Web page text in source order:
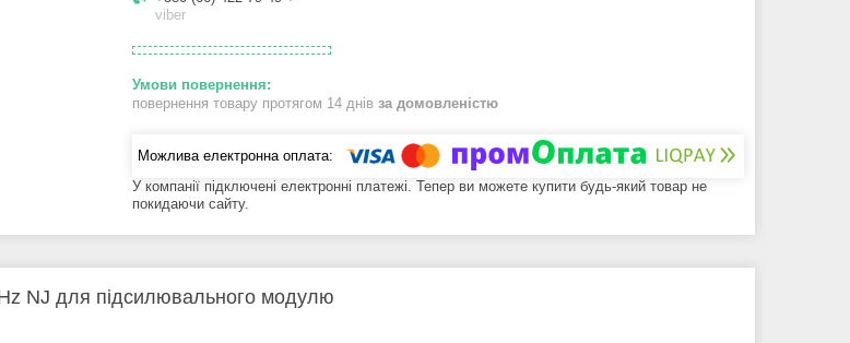
viber
повернення товару протягом 14 днів за домовленістю
У компанії підключені електронні платежі. Тепер ви можете купити будь-який товар не
покидаючи сайту.
NJ для підсилювального модулю